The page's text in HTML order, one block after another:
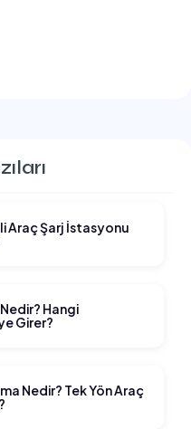
Araç Şarj İstasyonu
Hangi
Girer?
Nedir? Tek Yön Araç